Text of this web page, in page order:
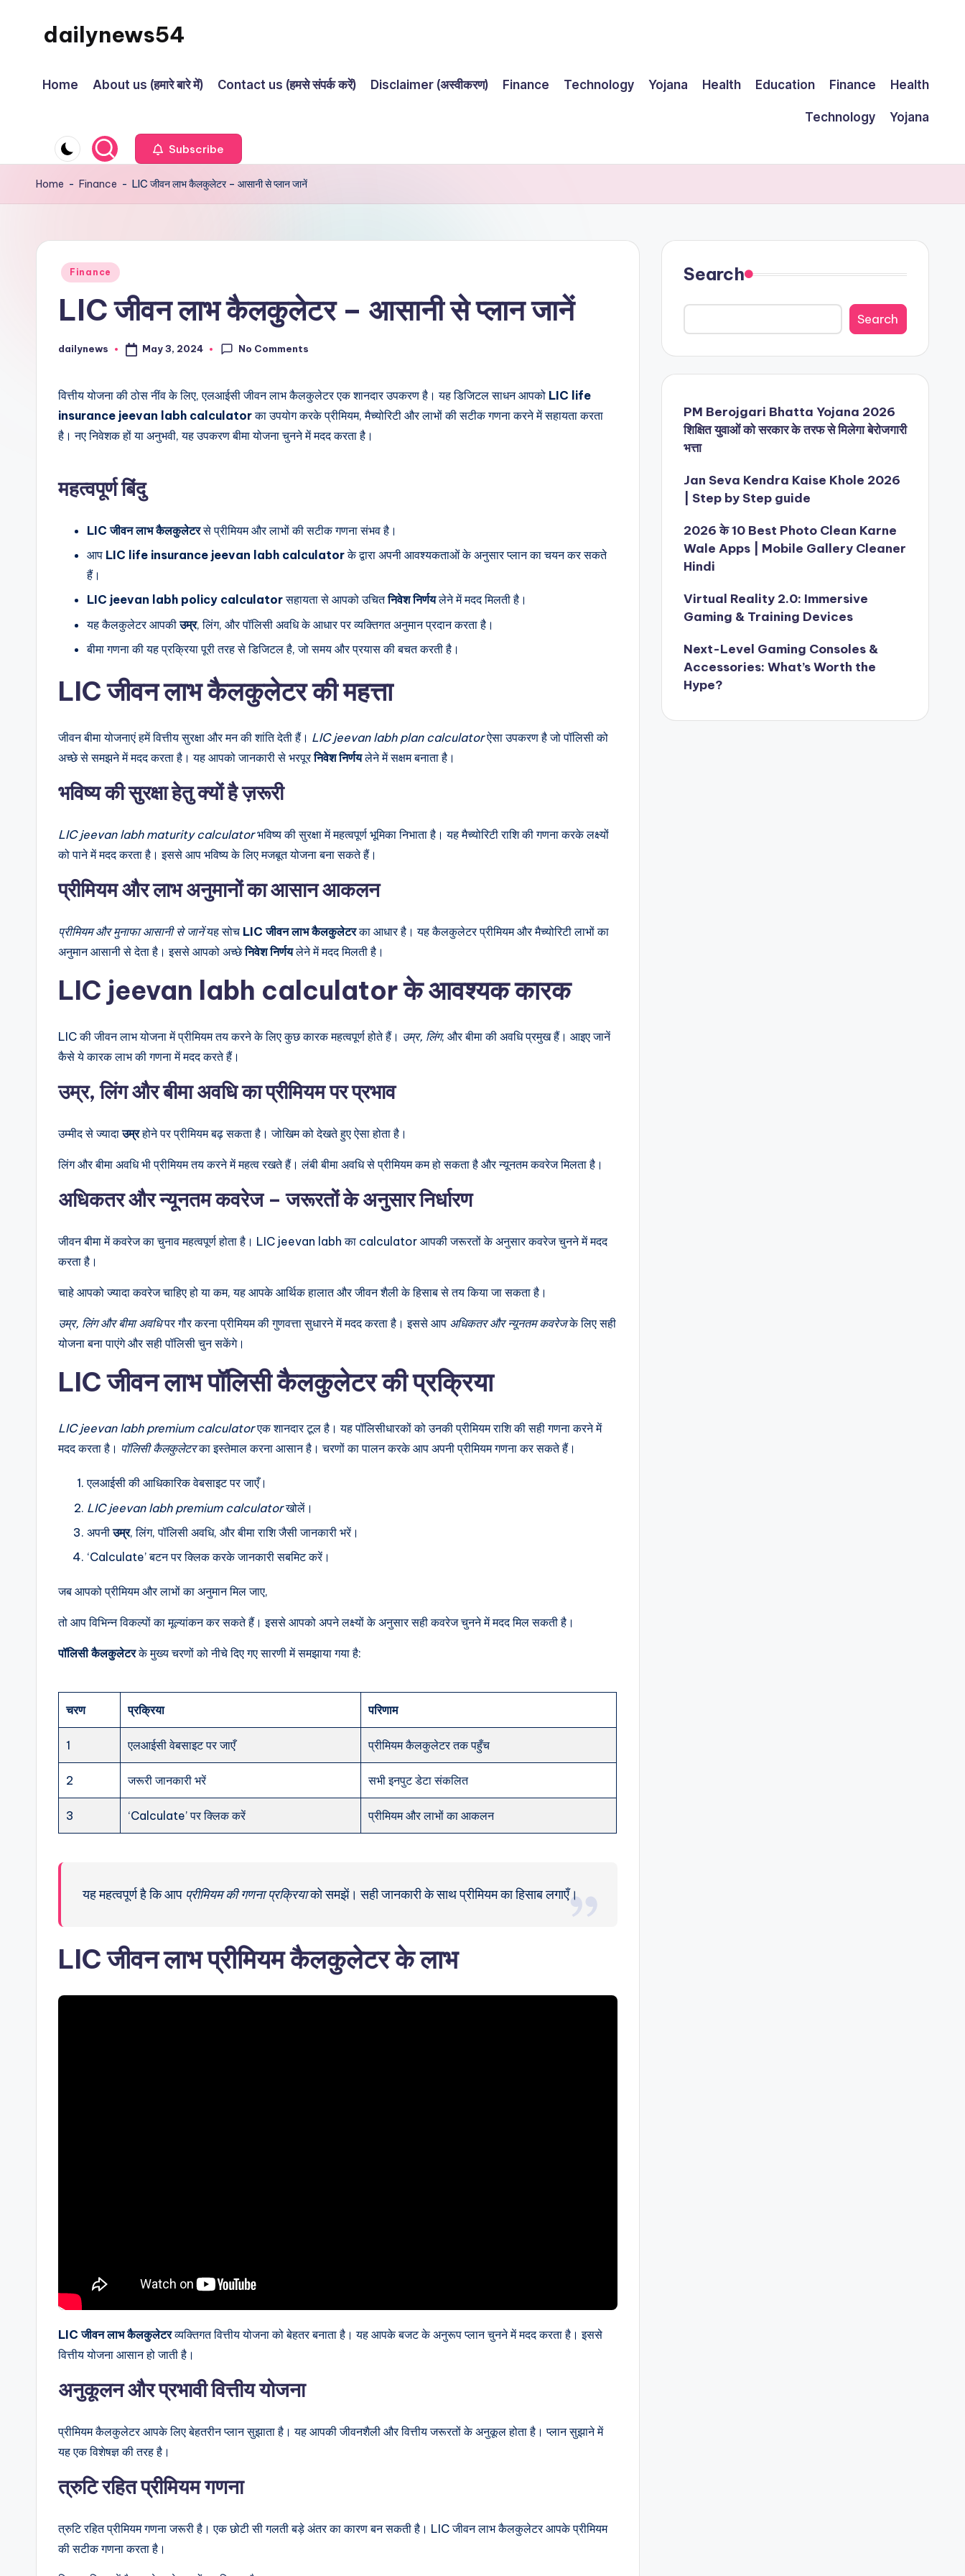
content
dailynews54
Updates
Home About us (हमारे बारे में) Contact us (हमसे संपर्क करें) Disclaimer (अस्वीकरण) Finance Technology Yojana Health Education Finance Health
Technology Yojana
Subscribe
Home - Finance - LIC जीवन लाभ कैलकुलेटर – आसानी से प्लान जानें
Posted
Finance
LIC जीवन लाभ कैलकुलेटर – आसानी से प्लान जानें
Posted
dailynews May 3, 2024 No Comments
वित्तीय योजना की ठोस नींव के लिए, एलआईसी जीवन लाभ कैलकुलेटर एक शानदार उपकरण है। यह डिजिटल साधन आपको LIC life
insurance jeevan labh calculatorका उपयोग करके प्रीमियम, मैच्योरिटी और लाभों की सटीक गणना करने में सहायता करता
है। नए निवेशक हों या अनुभवी, यह उपकरण बीमा योजना चुनने में मदद करता है।
महत्वपूर्ण बिंदु
LIC जीवन लाभ कैलकुलेटरसे प्रीमियम और लाभों की सटीक गणना संभव है।
आप LIC life insurance jeevan labh calculatorके द्वारा अपनी आवश्यकताओं के अनुसार प्लान का चयन कर सकते
हैं।
LIC jeevan labh policy calculatorसहायता से आपको उचितनिवेश निर्णयलेने में मदद मिलती है।
यह कैलकुलेटर आपकीउम्र, लिंग, और पॉलिसी अवधि के आधार पर व्यक्तिगत अनुमान प्रदान करता है।
बीमा गणना की यह प्रक्रिया पूरी तरह से डिजिटल है, जो समय और प्रयास की बचत करती है।
LIC जीवन लाभ कैलकुलेटर की महत्ता
जीवन बीमा योजनाएं हमें वित्तीय सुरक्षा और मन की शांति देती हैं। LIC jeevan labh plan calculatorऐसा उपकरण है जो पॉलिसी को
अच्छे से समझने में मदद करता है। यह आपको जानकारी से भरपूरनिवेश निर्णयलेने में सक्षम बनाता है।
भविष्य की सुरक्षा हेतु क्यों है ज़रूरी
LIC jeevan labh maturity calculatorभविष्य की सुरक्षा में महत्वपूर्ण भूमिका निभाता है। यह मैच्योरिटी राशि की गणना करके लक्ष्यों
को पाने में मदद करता है। इससे आप भविष्य के लिए मजबूत योजना बना सकते हैं।
प्रीमियम और लाभ अनुमानों का आसान आकलन
प्रीमियम और मुनाफा आसानी से जानेंयह सोच LIC जीवन लाभ कैलकुलेटरका आधार है। यह कैलकुलेटर प्रीमियम और मैच्योरिटी लाभों का
अनुमान आसानी से देता है। इससे आपको अच्छेनिवेश निर्णयलेने में मदद मिलती है।
LIC jeevan labh calculator के आवश्यक कारक
LIC की जीवन लाभ योजना में प्रीमियम तय करने के लिए कुछ कारक महत्वपूर्ण होते हैं। उम्र, लिंग, और बीमा की अवधि प्रमुख हैं। आइए जानें
कैसे ये कारक लाभ की गणना में मदद करते हैं।
उम्र, लिंग और बीमा अवधि का प्रीमियम पर प्रभाव
उम्मीद से ज्यादाउम्रहोने पर प्रीमियम बढ़ सकता है। जोखिम को देखते हुए ऐसा होता है।
लिंग और बीमा अवधि भी प्रीमियम तय करने में महत्व रखते हैं। लंबी बीमा अवधि से प्रीमियम कम हो सकता है और न्यूनतम कवरेज मिलता है।
अधिकतर और न्यूनतम कवरेज – जरूरतों के अनुसार निर्धारण
जीवन बीमा में कवरेज का चुनाव महत्वपूर्ण होता है। LIC jeevan labh का calculator आपकी जरूरतों के अनुसार कवरेज चुनने में मदद
करता है।
चाहे आपको ज्यादा कवरेज चाहिए हो या कम, यह आपके आर्थिक हालात और जीवन शैली के हिसाब से तय किया जा सकता है।
उम्र, लिंग और बीमा अवधिपर गौर करना प्रीमियम की गुणवत्ता सुधारने में मदद करता है। इससे आप अधिकतर और न्यूनतम कवरेजके लिए सही
योजना बना पाएंगे और सही पॉलिसी चुन सकेंगे।
LIC जीवन लाभ पॉलिसी कैलकुलेटर की प्रक्रिया
LIC jeevan labh premium calculatorएक शानदार टूल है। यह पॉलिसीधारकों को उनकी प्रीमियम राशि की सही गणना करने में
मदद करता है। पॉलिसी कैलकुलेटरका इस्तेमाल करना आसान है। चरणों का पालन करके आप अपनी प्रीमियम गणना कर सकते हैं।
एलआईसी की आधिकारिक वेबसाइट पर जाएँ।
LIC jeevan labh premium calculatorखोलें।
अपनीउम्र, लिंग, पॉलिसी अवधि, और बीमा राशि जैसी जानकारी भरें।
‘Calculate’ बटन पर क्लिक करके जानकारी सबमिट करें।
जब आपको प्रीमियम और लाभों का अनुमान मिल जाए,
तो आप विभिन्न विकल्पों का मूल्यांकन कर सकते हैं। इससे आपको अपने लक्ष्यों के अनुसार सही कवरेज चुनने में मदद मिल सकती है।
पॉलिसी कैलकुलेटरके मुख्य चरणों को नीचे दिए गए सारणी में समझाया गया है:
चरण प्रक्रिया परिणाम
1 एलआईसी वेबसाइट पर जाएँ प्रीमियम कैलकुलेटर तक पहुँच
2 जरूरी जानकारी भरें सभी इनपुट डेटा संकलित
3 ‘Calculate’ पर क्लिक करें प्रीमियम और लाभों का आकलन
यह महत्वपूर्ण है कि आप प्रीमियम की गणना प्रक्रियाको समझें। सही जानकारी के साथ प्रीमियम का हिसाब लगाएँ।
LIC जीवन लाभ प्रीमियम कैलकुलेटर के लाभ
LIC जीवन लाभ कैलकुलेटरव्यक्तिगत वित्तीय योजना को बेहतर बनाता है। यह आपके बजट के अनुरूप प्लान चुनने में मदद करता है। इससे
वित्तीय योजना आसान हो जाती है।
अनुकूलन और प्रभावी वित्तीय योजना
प्रीमियम कैलकुलेटर आपके लिए बेहतरीन प्लान सुझाता है। यह आपकी जीवनशैली और वित्तीय जरूरतों के अनुकूल होता है। प्लान सुझाने में
यह एक विशेषज्ञ की तरह है।
त्रुटि रहित प्रीमियम गणना
त्रुटि रहित प्रीमियम गणना जरूरी है। एक छोटी सी गलती बड़े अंतर का कारण बन सकती है। LIC जीवन लाभ कैलकुलेटर आपके प्रीमियम
की सटीक गणना करता है।
Search
Search
PM Berojgari Bhatta Yojana 2026
शिक्षित युवाओं को सरकार के तरफ से मिलेगा बेरोजगारी
भत्ता
Jan Seva Kendra Kaise Khole 2026
| Step by Step guide
2026 के 10 Best Photo Clean Karne
Wale Apps | Mobile Gallery Cleaner
Hindi
Virtual Reality 2.0: Immersive
Gaming & Training Devices
Next-Level Gaming Consoles &
Accessories: What’s Worth the
Hype?